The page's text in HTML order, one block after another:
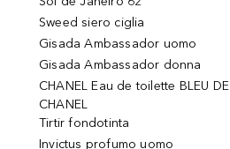
Sweed siero ciglia
Gisada Ambassador uomo
Gisada Ambassador donna
CHANEL Eau de toilette BLEU DE
CHANEL
Tirtir fondotinta
Invictus profumo uomo